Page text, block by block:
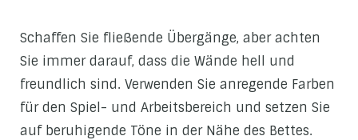
Schaffen Sie fließende Übergänge, aber achten
Sie immer darauf, dass die Wände hell und
freundlich sind. Verwenden Sie anregende Farben
für den Spiel- und Arbeitsbereich und setzen Sie
auf beruhigende Töne in der Nähe des Bettes.